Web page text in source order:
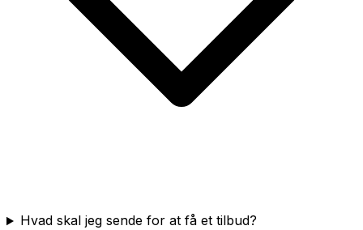
Hvad skal jeg sende for at få et tilbud?